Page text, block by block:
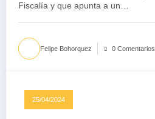
Fiscalía y que apunta a un…
Felipe Bohorquez 0 Comentarios
25/04/2024